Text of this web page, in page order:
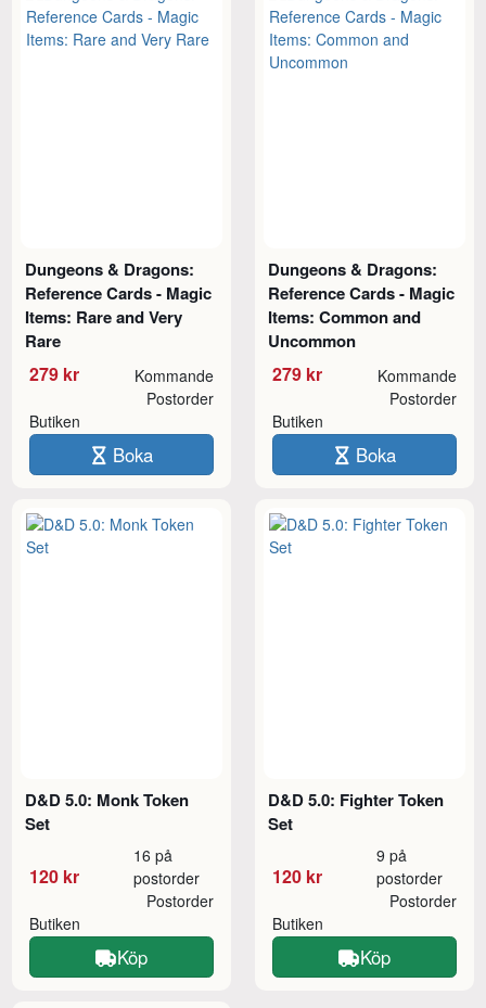
Dungeons & Dragons:
Reference Cards - Magic
Items: Rare and Very
Rare
279 kr Kommande
Butiken
Postorder
Boka
Dungeons & Dragons:
Reference Cards - Magic
Items: Common and
Uncommon
279 kr Kommande
Butiken
Postorder
Boka
D&D 5.0: Monk Token
Set
120 kr
16 på
postorder
Butiken
Postorder
Köp
D&D 5.0: Fighter Token
Set
120 kr
9 på
postorder
Butiken
Postorder
Köp